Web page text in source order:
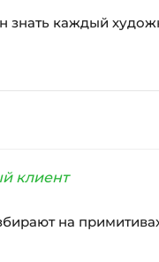
знать каждый
клиент
на